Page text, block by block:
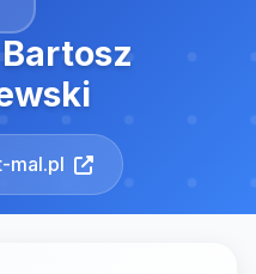
mal.pl